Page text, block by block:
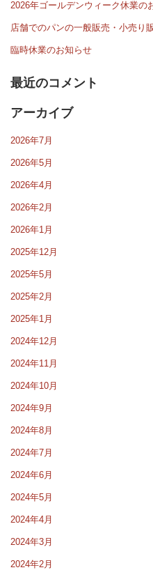
2026年ゴールデンウィーク休業の
店舗でのパンの一般販売・小売り
臨時休業のお知らせ
最近のコメント
アーカイブ
2026年7月
2026年5月
2026年4月
2026年2月
2026年1月
2025年12月
2025年5月
2025年2月
2025年1月
2024年12月
2024年11月
2024年10月
2024年9月
2024年8月
2024年7月
2024年6月
2024年5月
2024年4月
2024年3月
2024年2月